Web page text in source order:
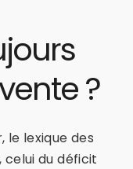
?
le lexique des
du déficit